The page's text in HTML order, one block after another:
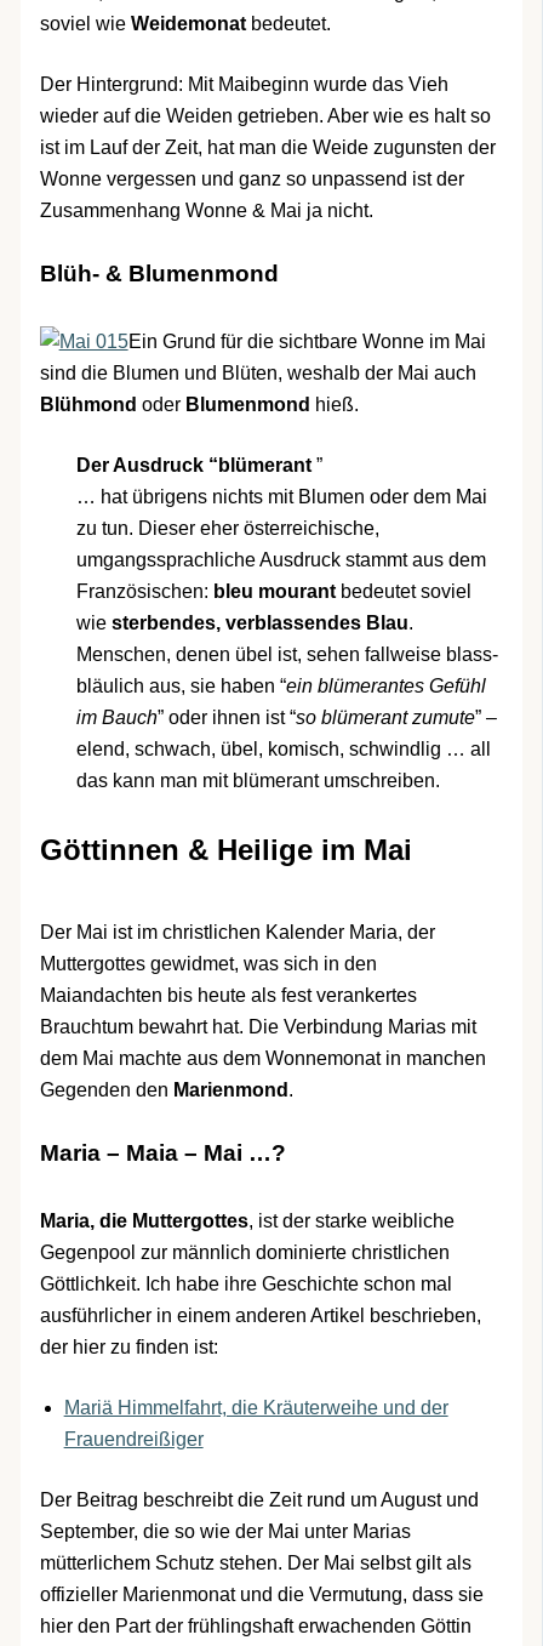
soviel wie Weidemonatbedeutet.
Der Hintergrund: Mit Maibeginn wurde das Vieh
wieder auf die Weiden getrieben. Aber wie es halt so
ist im Lauf der Zeit, hat man die Weide zugunsten der
Wonne vergessen und ganz so unpassend ist der
Zusammenhang Wonne & Mai ja nicht.
Blüh- & Blumenmond
Ein Grund für die sichtbare Wonne im Mai
sind die Blumen und Blüten, weshalb der Mai auch
Blühmond oderBlumenmond hieß.
Der Ausdruck “blümerant”
… hat übrigens nichts mit Blumen oder dem Mai
zu tun. Dieser eher österreichische,
umgangssprachliche Ausdruck stammt aus dem
Französischen: bleu mourantbedeutet soviel
wie sterbendes, verblassendes Blau.
Menschen, denen übel ist, sehen fallweise blass-
bläulich aus, sie haben “ein blümerantes Gefühl
im Bauch” oder ihnen ist “so blümerant zumute” –
elend, schwach, übel, komisch, schwindlig … all
das kann man mit blümerant umschreiben.
Göttinnen & Heilige im Mai
Der Mai ist im christlichen Kalender Maria, der
Muttergottes gewidmet, was sich in den
Maiandachten bis heute als fest verankertes
Brauchtum bewahrt hat. Die Verbindung Marias mit
dem Mai machte aus dem Wonnemonat in manchen
Gegenden den Marienmond .
Maria – Maia – Mai …?
Maria, die Muttergottes, ist der starke weibliche
Gegenpool zur männlich dominierte christlichen
Göttlichkeit. Ich habe ihre Geschichte schon mal
ausführlicher in einem anderen Artikel beschrieben,
der hier zu finden ist:
Mariä Himmelfahrt, die Kräuterweihe und der
Frauendreißiger
Der Beitrag beschreibt die Zeit rund um August und
September, die so wie der Mai unter Marias
mütterlichem Schutz stehen. Der Mai selbst gilt als
offizieller Marienmonat und die Vermutung, dass sie
hier den Part der frühlingshaft erwachenden Göttin